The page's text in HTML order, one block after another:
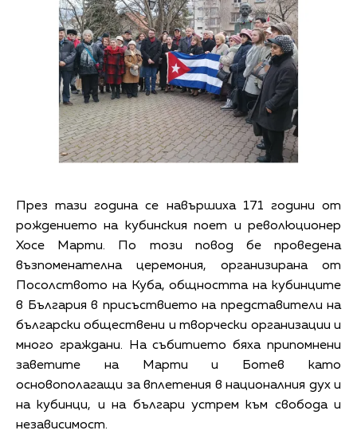
През тази година се навършиха 171 години от
рождението на кубинския поет и революционер
Хосе Марти. По този повод бе проведена
възпоменателна церемония, организирана от
Посолството на Куба, общността на кубинците
в България в присъствието на представители на
български обществени и творчески организации и
много граждани. На събитието бяха припомнени
заветите на Марти и Ботев като
основополагащи за вплетения в националния дух и
на кубинци, и на българи устрем към свобода и
независимост.